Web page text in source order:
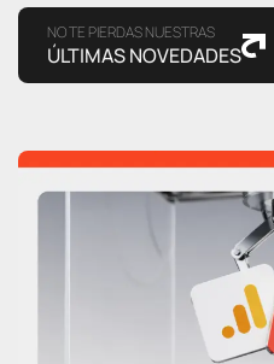
NO TE PIERDAS NUESTRAS
ÚLTIMAS NOVEDADES